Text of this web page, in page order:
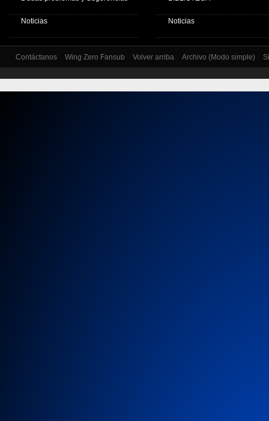
Noticias Noticias
Contáctanos Wing Zero Fansub Volver arriba Archivo (Modo simple)